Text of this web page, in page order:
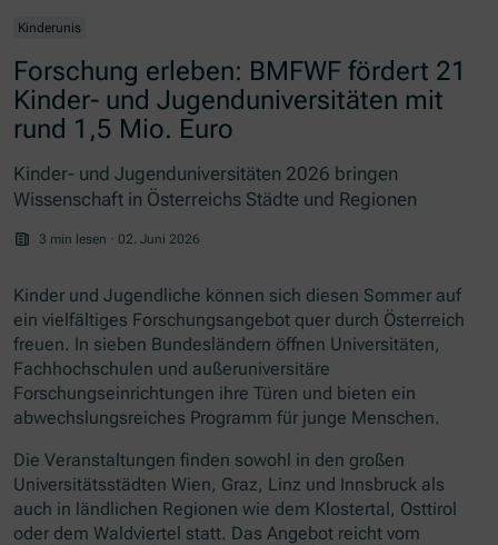
Kinderunis
Forschung erleben: BMFWF fördert 21
Kinder- und Jugenduniversitäten mit
rund 1,5 Mio. Euro
Kinder- und Jugenduniversitäten 2026 bringen
Wissenschaft in Österreichs Städte und Regionen
3 min lesen · 02. Juni 2026
Kinder und Jugendliche können sich diesen Sommer auf
ein vielfältiges Forschungsangebot quer durch Österreich
freuen. In sieben Bundesländern öffnen Universitäten,
Fachhochschulen und außeruniversitäre
Forschungseinrichtungen ihre Türen und bieten ein
abwechslungsreiches Programm für junge Menschen.
Die Veranstaltungen finden sowohl in den großen
Universitätsstädten Wien, Graz, Linz und Innsbruck als
auch in ländlichen Regionen wie dem Klostertal, Osttirol
oder dem Waldviertel statt. Das Angebot reicht vom